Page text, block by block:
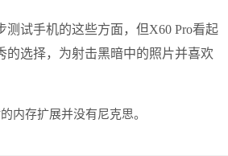
测试手机的这些方面，但X60 Pro看起
的选择，为射击黑暗中的照片并喜欢
内存扩展并没有尼克思。